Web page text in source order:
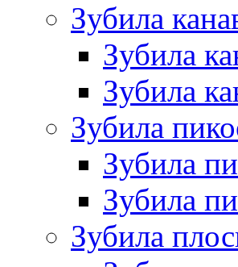
Зубила
Зубила
Зубила
Зубила
Зубила
Зубила
Зубила